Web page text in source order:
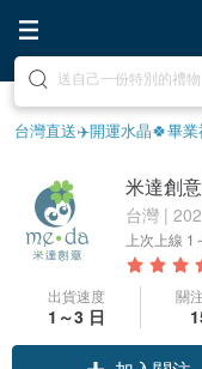
享受療癒的放鬆生活
台灣直送✈️開運水晶🍀畢
米達創意
台灣 |
上次上線 1
出貨速度
1～3 日
關